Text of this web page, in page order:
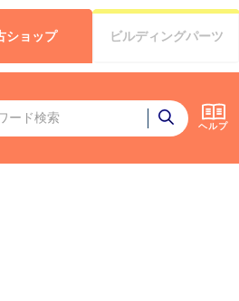
ヘルプ
ショップ ビルディングパーツ